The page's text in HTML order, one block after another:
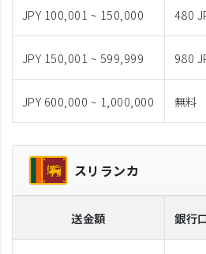
JPY 100,001 ~ 150,000 480
JPY 150,001 ~ 599,999 980
JPY 600,000 ~ 1,000,000 無料
スリランカ
送金額 銀行